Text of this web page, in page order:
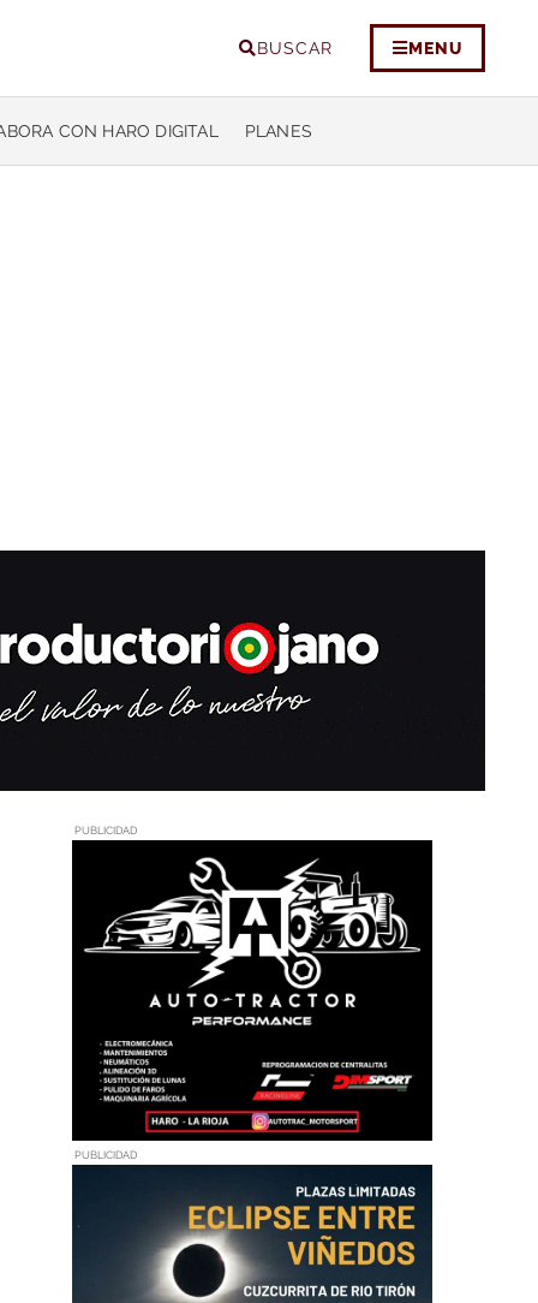
BUSCAR MENU
CON HARO DIGITAL PLANES
PUBLICIDAD
PUBLICIDAD